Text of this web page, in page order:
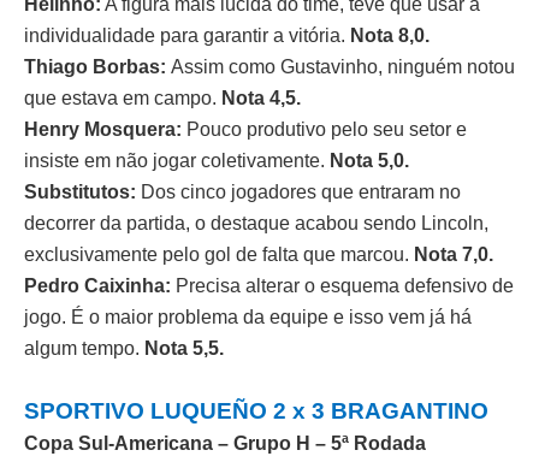
individualidade para garantir a vitória. Nota 8,0.
Thiago Borbas: Assim como Gustavinho, ninguém notou
que estava em campo. Nota 4,5.
Henry Mosquera: Pouco produtivo pelo seu setor e
insiste em não jogar coletivamente. Nota 5,0.
Substitutos: Dos cinco jogadores que entraram no
decorrer da partida, o destaque acabou sendo Lincoln,
exclusivamente pelo gol de falta que marcou. Nota 7,0.
Pedro Caixinha: Precisa alterar o esquema defensivo de
jogo. É o maior problema da equipe e isso vem já há
algum tempo. Nota 5,5.
SPORTIVO LUQUEÑO 2 x 3 BRAGANTINO
Copa Sul-Americana – Grupo H – 5ª Rodada